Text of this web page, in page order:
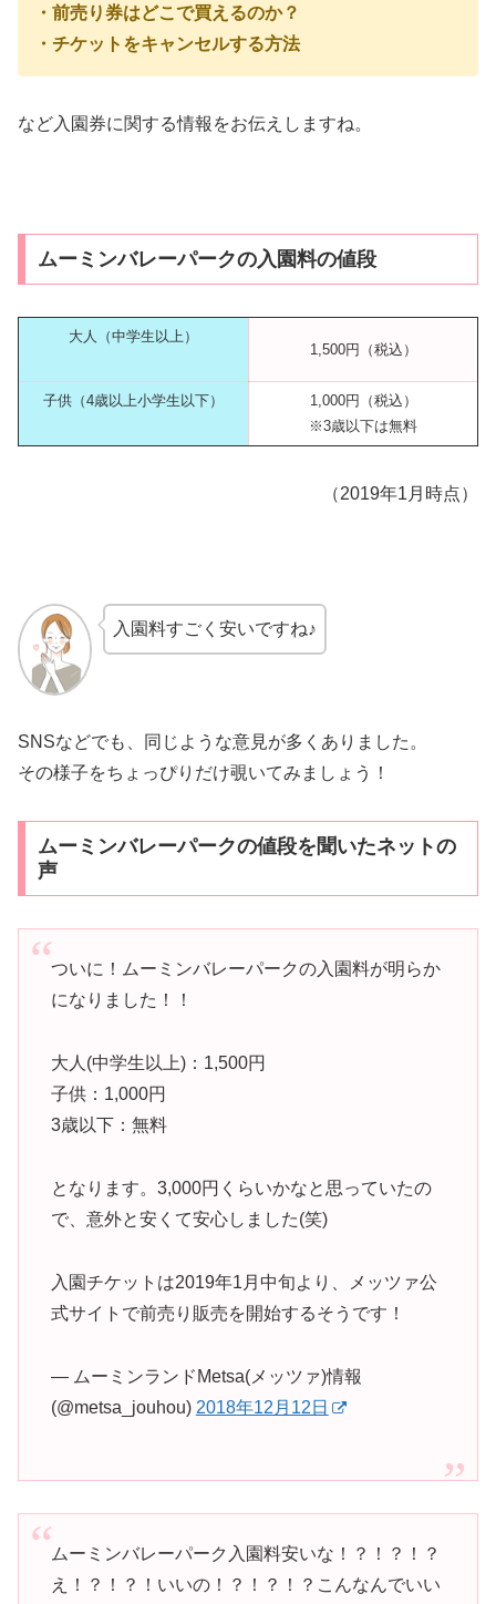
・前売り券はどこで買えるのか？
・チケットをキャンセルする方法
など入園券に関する情報をお伝えしますね。
ムーミンバレーパークの入園料の値段
大人（中学生以上）
1,500円（税込）
子供（4歳以上小学生以下）
1,000円（税込）
※3歳以下は無料
（2019年1月時点）
入園料すごく安いですね♪
SNSなどでも、同じような意見が多くありました。
その様子をちょっぴりだけ覗いてみましょう！
ムーミンバレーパークの値段を聞いたネットの
声
ついに！ムーミンバレーパークの入園料が明らか
になりました！！
大人(中学生以上)：1,500円
子供：1,000円
3歳以下：無料
となります。3,000円くらいかなと思っていたの
で、意外と安くて安心しました(笑)
入園チケットは2019年1月中旬より、メッツァ公
式サイトで前売り販売を開始するそうです！
— ムーミンランドMetsa(メッツァ)情報
(@metsa_jouhou) 2018年12月12日
ムーミンバレーパーク入園料安いな！？！？！？
え！？！？！いいの！？！？！？こんなんでいい